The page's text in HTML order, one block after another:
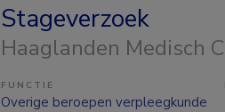
Stageverzoek
Haaglanden Medisch
FUNCTIE
Overige beroepen verpleegkunde